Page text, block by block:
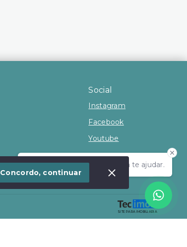
Olá! Estamos disponíveis para te ajudar.
Social
Instagram
Facebook
Youtube
SITE PARA IMOBILIARIA
Concordo, continuar